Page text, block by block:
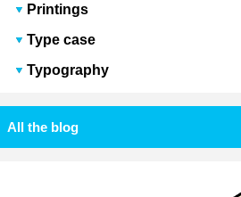
Printings
Type case
Typography
All the blog